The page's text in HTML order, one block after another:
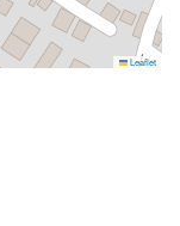
Leaflet